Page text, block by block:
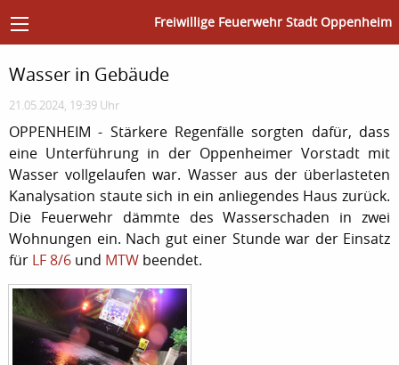
Freiwillige Feuerwehr Stadt Oppenheim
Wasser in Gebäude
21.05.2024, 19:39 Uhr
OPPENHEIM - Stärkere Regenfälle sorgten dafür, dass
eine Unterführung in der Oppenheimer Vorstadt mit
Wasser vollgelaufen war. Wasser aus der überlasteten
Kanalysation staute sich in ein anliegendes Haus zurück.
Die Feuerwehr dämmte des Wasserschaden in zwei
Wohnungen ein. Nach gut einer Stunde war der Einsatz
für LF 8/6 und MTW beendet.